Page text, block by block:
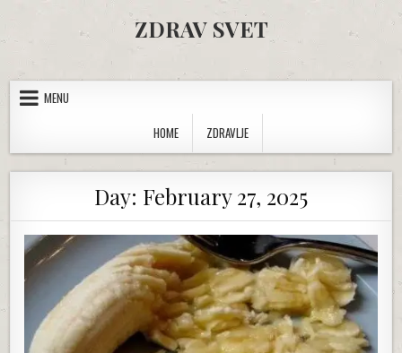
ZDRAV SVET
MENU
HOME
ZDRAVLJE
Day: February 27, 2025